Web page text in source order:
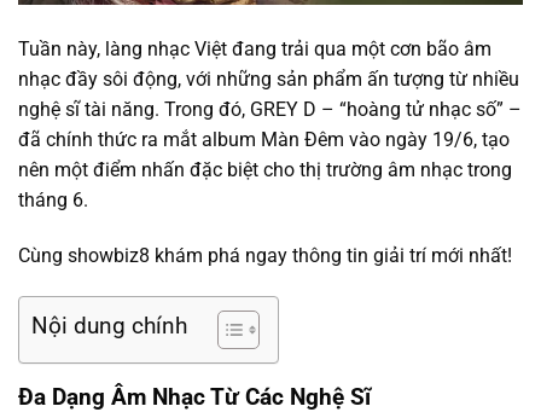
Tuần này, làng nhạc Việt đang trải qua một cơn bão âm
nhạc đầy sôi động, với những sản phẩm ấn tượng từ nhiều
nghệ sĩ tài năng. Trong đó, GREY D – “hoàng tử nhạc số” –
đã chính thức ra mắt album Màn Đêm vào ngày 19/6, tạo
nên một điểm nhấn đặc biệt cho thị trường âm nhạc trong
tháng 6.
Cùng showbiz8 khám phá ngay thông tin giải trí mới nhất!
Nội dung chính
Đa Dạng Âm Nhạc Từ Các Nghệ Sĩ